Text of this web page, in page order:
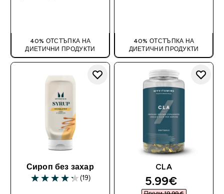
40% ОТСТЪПКА НА
ДИЕТИЧНИ ПРОДУКТИ
40% ОТСТЪПКА НА
ДИЕТИЧНИ ПРОДУКТИ
Сироп без захар
4.26 out of 5 stars
(19)
CLA
discounted
5.99€‎